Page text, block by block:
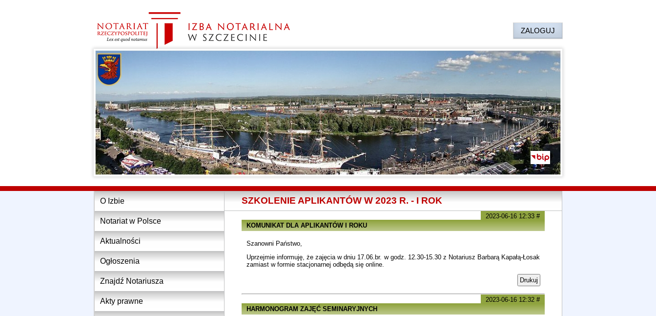
ZALOGUJ
O Izbie
Notariat w Polsce
Aktualności
Ogłoszenia
Znajdź Notariusza
Akty prawne
SZKOLENIE APLIKANTÓW W 2023 R. - I ROK
2023-06-16 12:33 #
KOMUNIKAT DLA APLIKANTÓW I ROKU
Szanowni Państwo,
Uprzejmie informuję, że zajęcia w dniu 17.06.br. w godz. 12.30-15.30 z Notariusz Barbarą Kapałą-Łosak
zamiast w formie stacjonarnej odbędą się online.
Drukuj
2023-06-16 12:32 #
HARMONOGRAM ZAJĘĆ SEMINARYJNYCH